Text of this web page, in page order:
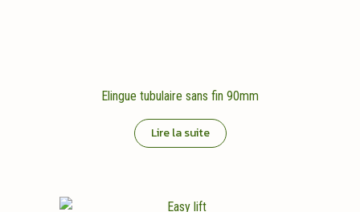
Elingue tubulaire sans fin 90mm
Lire la suite